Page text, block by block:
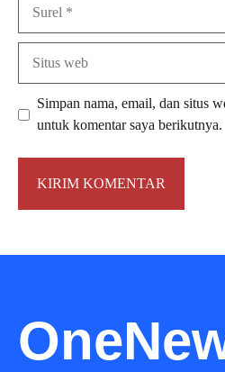
Simpan nama, email, dan situs
untuk komentar saya berikutnya.